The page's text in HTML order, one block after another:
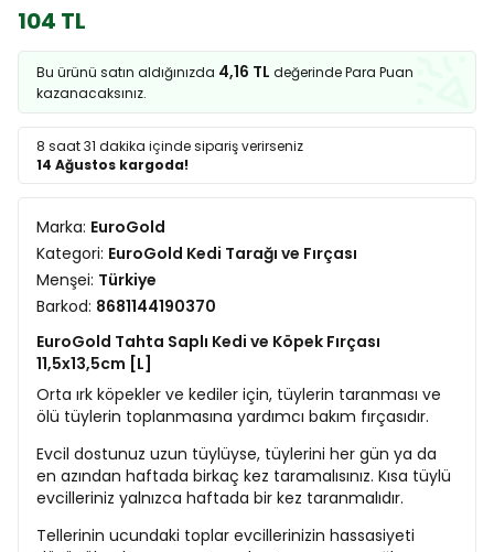
104 TL
Bu ürünü satın aldığınızda 4,16 TL değerinde Para Puan
kazanacaksınız.
8 saat 31 dakika içinde sipariş verirseniz
14 Ağustos kargoda!
Marka: EuroGold
Kategori: EuroGold Kedi Tarağı ve Fırçası
Menşei: Türkiye
Barkod: 8681144190370
EuroGold Tahta Saplı Kedi ve Köpek Fırçası
11,5x13,5cm [L]
Orta ırk köpekler ve kediler için, tüylerin taranması ve
ölü tüylerin toplanmasına yardımcı bakım fırçasıdır.
Evcil dostunuz uzun tüylüyse, tüylerini her gün ya da
en azından haftada birkaç kez taramalısınız. Kısa tüylü
evcilleriniz yalnızca haftada bir kez taranmalıdır.
Tellerinin ucundaki toplar evcillerinizin hassasiyeti